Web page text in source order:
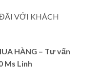
VỚI KHÁCH
HÀNG – Tư vấn
Ms Linh